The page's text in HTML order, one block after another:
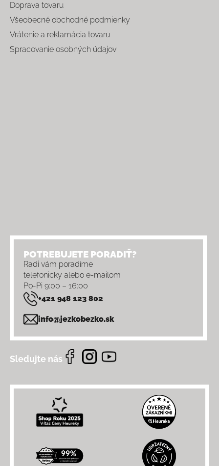
Doprava tovaru
Všeobecné obchodné podmienky
Vrátenie a reklamácia tovaru
Spracovanie osobných údajov
POTREBUJETE PORADIŤ?
Radi vám poradíme
telefonicky alebo e-mailom
Po-Pi 9:00 – 16:00
+421 948 123 802
info@jezkobezko.sk
Sledujte nás